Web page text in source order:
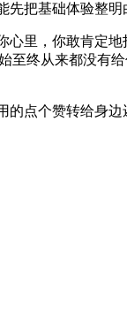
先把基础体验整明
心里，你敢肯定
至终从来都没有
的点个赞转给身边